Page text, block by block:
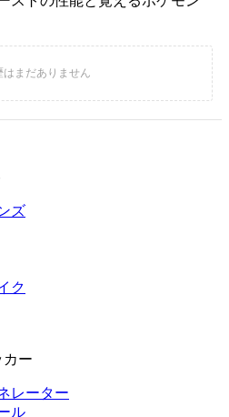
ズ
ク
ー
レーター
ル